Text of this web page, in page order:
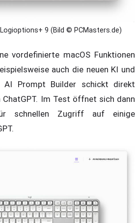
9 (Bild © PCMasters.de)
vordefinierte macOS Funktionen
auch die neuen KI und
AI Prompt Builder schickt direkt
Im Test öffnet sich dann
schnellen Zugriff auf einige